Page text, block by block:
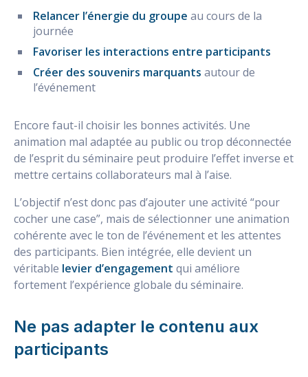
Relancer l’énergie du groupe au cours de la
journée
Favoriser les interactions entre participants
Créer des souvenirs marquants autour de
l’événement
Encore faut-il choisir les bonnes activités. Une
animation mal adaptée au public ou trop déconnectée
de l’esprit du séminaire peut produire l’effet inverse et
mettre certains collaborateurs mal à l’aise.
L’objectif n’est donc pas d’ajouter une activité “pour
cocher une case”, mais de sélectionner une animation
cohérente avec le ton de l’événement et les attentes
des participants. Bien intégrée, elle devient un
véritable levier d’engagement qui améliore
fortement l’expérience globale du séminaire.
Ne pas adapter le contenu aux
participants